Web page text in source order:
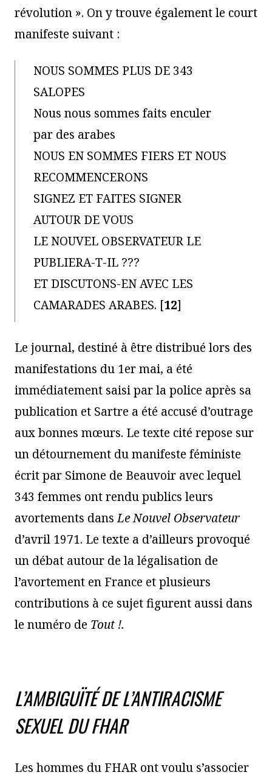
révolution ». On y trouve également le court
manifeste suivant :
NOUS SOMMES PLUS DE 343
SALOPES
Nous nous sommes faits enculer
par des arabes
NOUS EN SOMMES FIERS ET NOUS
RECOMMENCERONS
SIGNEZ ET FAITES SIGNER
AUTOUR DE VOUS
LE NOUVEL OBSERVATEUR LE
PUBLIERA-T-IL ???
ET DISCUTONS-EN AVEC LES
CAMARADES ARABES. [12]
Le journal, destiné à être distribué lors des
manifestations du 1er mai, a été
immédiatement saisi par la police après sa
publication et Sartre a été accusé d’outrage
aux bonnes mœurs. Le texte cité repose sur
un détournement du manifeste féministe
écrit par Simone de Beauvoir avec lequel
343 femmes ont rendu publics leurs
avortements dansLe Nouvel Observateur
d’avril 1971. Le texte a d’ailleurs provoqué
un débat autour de la légalisation de
l’avortement en France et plusieurs
contributions à ce sujet figurent aussi dans
le numéro de Tout !.
L’AMBIGUÏTÉ DE L’ANTIRACISME
SEXUEL DU FHAR
Les hommes du FHAR ont voulu s’associer